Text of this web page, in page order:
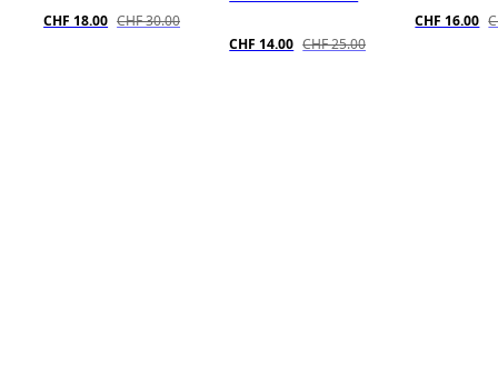
CHF 18.00 CHF 30.00
CHF 14.00 CHF 25.00
CHF 16.00